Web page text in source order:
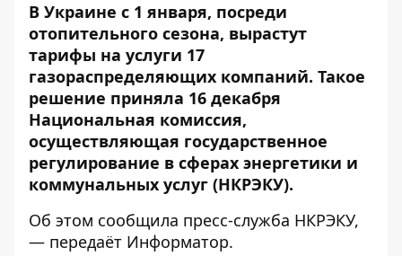
В Украине с 1 января, посреди
отопительного сезона, вырастут
тарифы на услуги 17
газораспределяющих компаний. Такое
решение приняла 16 декабря
Национальная комиссия,
осуществляющая государственное
регулирование в сферах энергетики и
коммунальных услуг (НКРЭКУ).
Об этом сообщила пресс-служба НКРЭКУ,
— передаёт Информатор.